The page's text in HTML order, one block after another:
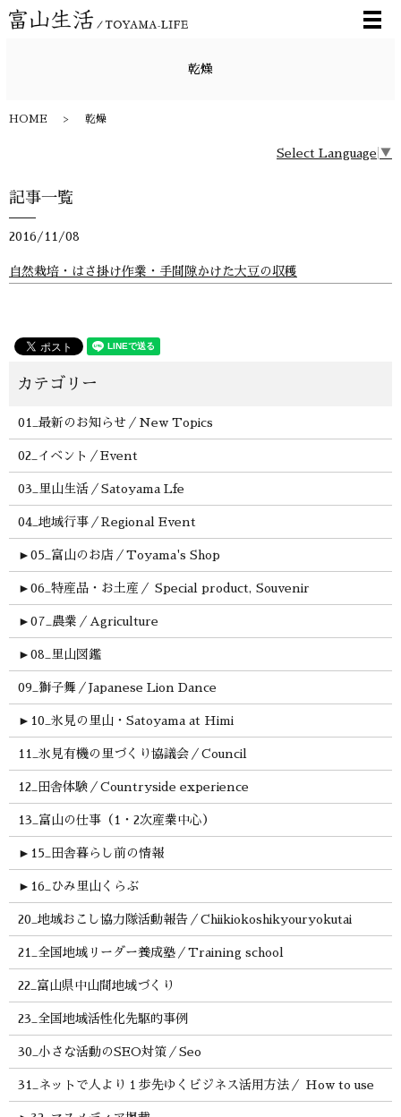
メ
乾燥
HOME 乾燥
Select Language ▼
記事一覧
2016/11/08
自然栽培・はさ掛け作業・手間隙かけた大豆の収穫
01_最新のお知らせ／New Topics
02_イベント／Event
03_里山生活／Satoyama Lfe
04_地域行事／Regional Event
► 05_富山のお店／Toyama's Shop
► 06_特産品・お土産／ Special product, Souvenir
► 07_農業／Agriculture
► 08_里山図鑑
09_獅子舞／Japanese Lion Dance
► 10_氷見の里山・Satoyama at Himi
11_氷見有機の里づくり協議会／Council
12_田舎体験／Countryside experience
13_富山の仕事（1・2次産業中心）
► 15_田舎暮らし前の情報
► 16_ひみ里山くらぶ
20_地域おこし協力隊活動報告／Chiikiokoshikyouryokutai
21_全国地域リーダー養成塾／Training school
22_富山県中山間地域づくり
23_全国地域活性化先駆的事例
30_小さな活動のSEO対策／Seo
31_ネットで人より１歩先ゆくビジネス活用方法／ How to use